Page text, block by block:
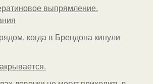
выпрямление.
когда в Брендона кинули